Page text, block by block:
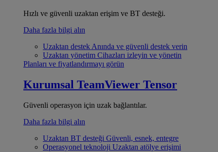
Hızlı ve güvenli uzaktan erişim ve BT desteği.
Daha fazla bilgi alın
Uzaktan destek Anında ve güvenli destek verin
Uzaktan yönetim Cihazları izleyin ve yönetin
Planları ve fiyatlandırmayı görün
Kurumsal TeamViewer Tensor
Güvenli operasyon için uzak bağlantılar.
Daha fazla bilgi alın
Uzaktan BT desteği Güvenli, esnek, entegre
Operasyonel teknoloji Uzaktan atölye erişimi